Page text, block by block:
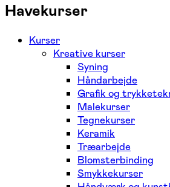
Havekurser
Kurser
Kreative kurser
Syning
Håndarbejde
Grafik og
Malekurser
Tegnekurser
Keramik
Træarbejde
Blomsterbinding
Smykkekurser